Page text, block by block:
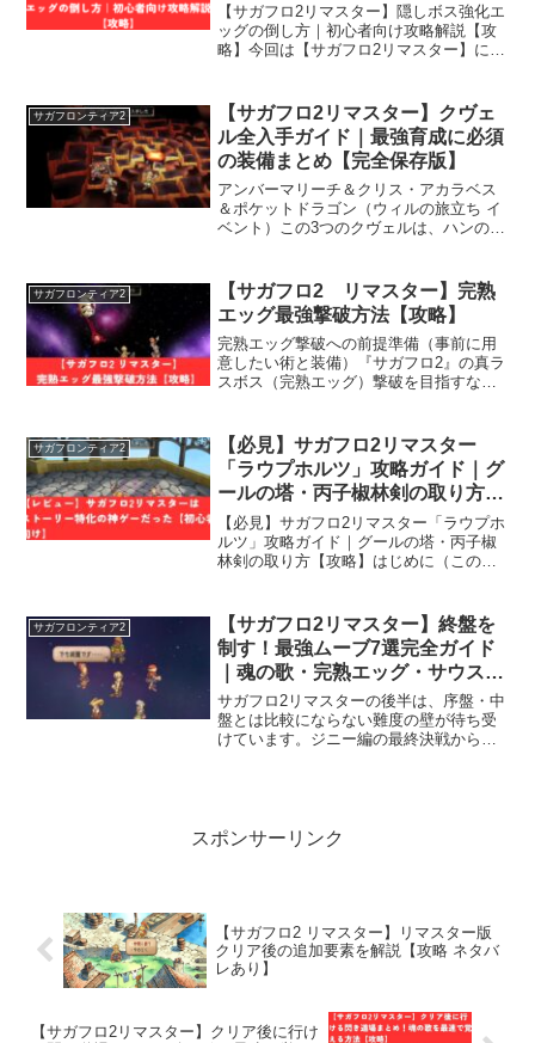
【サガフロ2リマスター】隠しボス強化エ
ッグの倒し方｜初心者向け攻略解説【攻
略】今回は【サガフロ2リマスター】に登
常に強力な隠しラスボスですが、しっか
り準備すれば確実に倒...
サガフロンティア2
【サガフロ2リマスター】クヴェ
ル全入手ガイド｜最強育成に必須
の装備まとめ【完全保存版】
アンバーマリーチ＆クリス・アカラベス
＆ポケットドラゴン（ウィルの旅立ち イ
ベント）この3つのクヴェルは、ハンの廃
（アンバーマリーチ）：特性なし・ウッ
ドストック使用可能...
サガフロンティア2
【サガフロ2 リマスター】完熟
エッグ最強撃破方法【攻略】
完熟エッグ撃破への前提準備（事前に用
意したい術と装備）『サガフロ2』の真ラ
スボス（完熟エッグ）撃破を目指すな
ます。必須な術はこちら。 （魂の歌）：
味方全体のステータスを...
サガフロンティア2
【必見】サガフロ2リマスター
「ラウプホルツ」攻略ガイド｜グ
ールの塔・丙子椒林剣の取り方
【攻略】
【必見】サガフロ2リマスター「ラウプホ
ルツ」攻略ガイド｜グールの塔・丙子椒
林剣の取り方【攻略】はじめに（この記
ツの「グールの塔」攻略を徹底解説しま
す。このシナリオを...
サガフロンティア2
【サガフロ2リマスター】終盤を
制す！最強ムーブ7選完全ガイド
｜魂の歌・完熟エッグ・サウスマ
ウンドトップ徹底攻略
サガフロ2リマスターの後半は、序盤・中
盤とは比較にならない難度の壁が待ち受
けています。ジニー編の最終決戦からラ
スポンサーリンク
【サガフロ2 リマスター】リマスター版
クリア後の追加要素を解説【攻略 ネタバ
レあり】
【サガフロ2リマスター】クリア後に行け